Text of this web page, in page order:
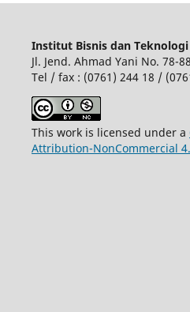
Institut Bisnis dan
Jl. Jend. Ahmad Yani No. 78-
Tel / fax : (0761) 244 18 /
This work is licensed under a
Attribution-NonCommercial